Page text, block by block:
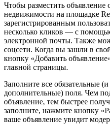
Чтобы разместить объявление
недвижимости на площадке
зарегистрированным
несколько кликов — с
электронной почты. Также
соцсети. Когда вы зашли в
кнопку «Добавить
главной страницы.
Заполните все обязательные
дополнительные) поля. Чем
объявление, тем быстрее
заполните, нажмите кнопку
ваше объявление увидит